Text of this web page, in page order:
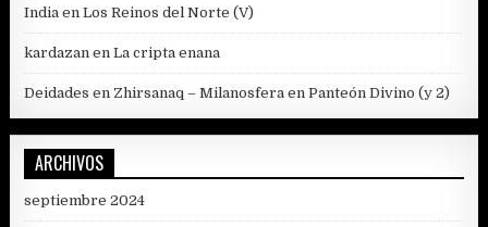
India enLos Reinos del Norte (V)
kardazan enLa cripta enana
Deidades en Zhirsanaq – Milanosfera enPanteón Divino (y 2)
ARCHIVOS
septiembre 2024